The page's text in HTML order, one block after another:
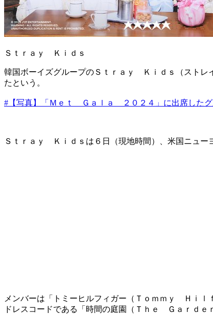
Ｓｔｒａｙ Ｋｉｄｓ
韓国ボーイズグループのＳｔｒａｙ Ｋｉｄｓ（スト
たという。
#【写真】「Ｍｅｔ Ｇａｌａ ２０２４」に出席した
Ｓｔｒａｙ Ｋｉｄｓは６日（現地時間）、米国ニュー
メンバーは「トミーヒルフィガー（Ｔｏｍｍｙ Ｈｉｌ
ドレスコードである「時間の庭園（Ｔｈｅ Ｇａｒｄ